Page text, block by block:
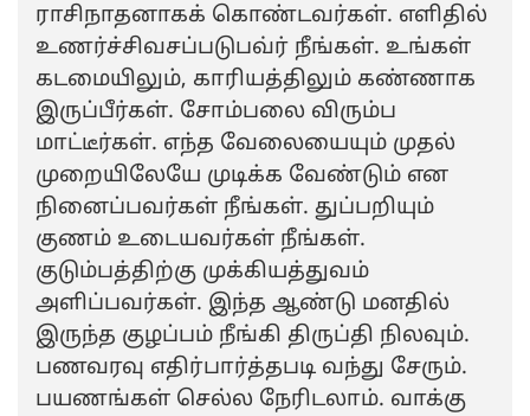
ராசிநாதனாகக் கொண்டவர்கள். எளிதில்
உணர்ச்சிவசப்படுபவ்ர் நீங்கள். உங்கள்
கடமையிலும், காரியத்திலும் கண்ணாக
இருப்பீர்கள். சோம்பலை விரும்ப
மாட்டீர்கள். எந்த வேலையையும் முதல்
முறையிலேயே முடிக்க வேண்டும் என
நினைப்பவர்கள் நீங்கள். துப்பறியும்
குணம் உடையவர்கள் நீங்கள்.
குடும்பத்திற்கு முக்கியத்துவம்
அளிப்பவர்கள். இந்த ஆண்டு மனதில்
இருந்த குழப்பம் நீங்கி திருப்தி நிலவும்.
பணவரவு எதிர்பார்த்தபடி வந்து சேரும்.
பயணங்கள் செல்ல நேரிடலாம். வாக்கு